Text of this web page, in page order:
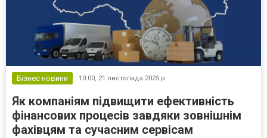
Бізнес новини 10:00, 21 листопада 2025 р.
Як компаніям підвищити ефективність
фінансових процесів завдяки зовнішнім
фахівцям та сучасним сервісам